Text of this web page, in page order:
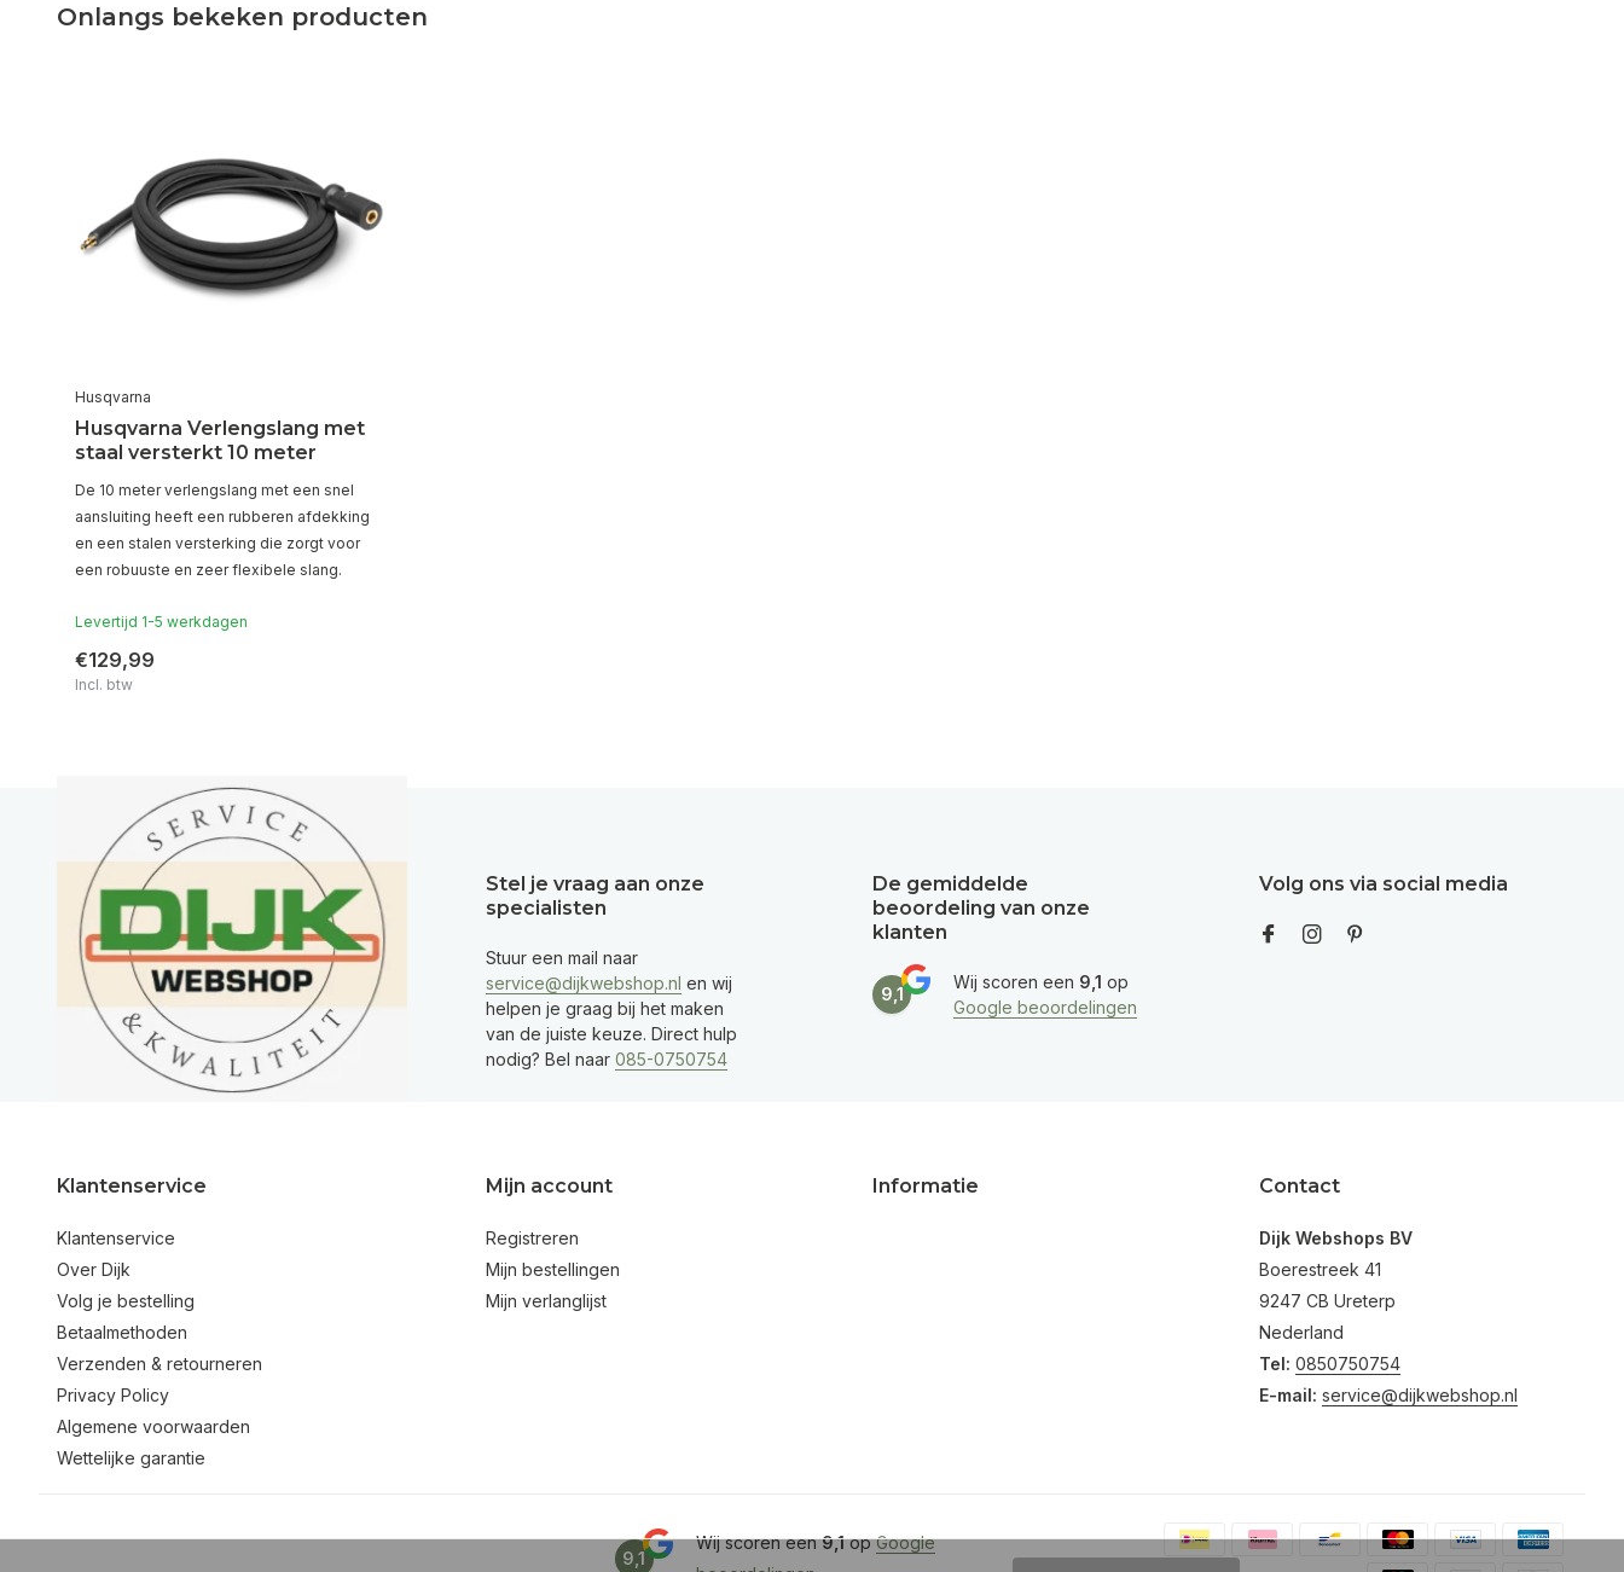
Onlangs bekeken producten
Husqvarna
Husqvarna Verlengslang met
staal versterkt 10 meter
De 10 meter verlengslang met een snel
aansluiting heeft een rubberen afdekking
en een stalen versterking die zorgt voor
een robuuste en zeer flexibele slang.
Levertijd 1-5 werkdagen
€129,99
Incl. btw
Stel je vraag aan onze
specialisten
Stuur een mail naar
service@dijkwebshop.nl en wij
helpen je graag bij het maken
van de juiste keuze. Direct hulp
nodig? Bel naar 085-0750754
De gemiddelde
beoordeling van onze
klanten
9,1
Wij scoren een 9,1 op
Google beoordelingen
Volg ons via social media
Klantenservice
Klantenservice
Over Dijk
Volg je bestelling
Betaalmethoden
Verzenden & retourneren
Privacy Policy
Algemene voorwaarden
Wettelijke garantie
Mijn account
Registreren
Mijn bestellingen
Mijn verlanglijst
Informatie Contact
Dijk Webshops BV
Boerestreek 41
9247 CB Ureterp
Nederland
Tel: 0850750754
E-mail: service@dijkwebshop.nl
9,1
Wij scoren een9,1opGoogle